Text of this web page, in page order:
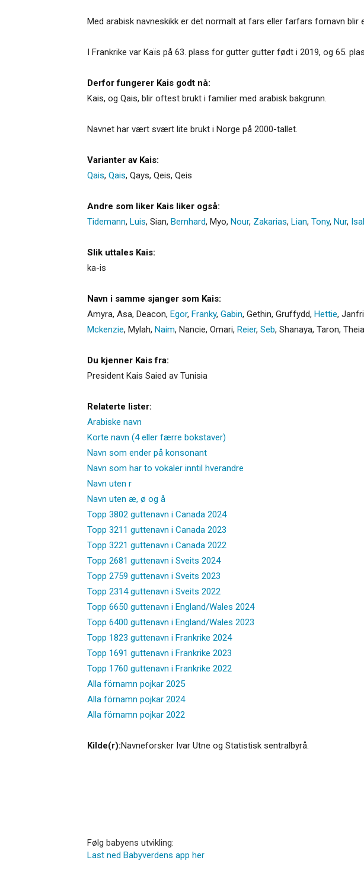
Med arabisk navneskikk er det normalt at fars eller farfars fornavn blir
I Frankrike var Kaïs på 63. plass for gutter gutter født i 2019, og 65.
Derfor fungerer Kais godt nå:
Kais, og Qais, blir oftest brukt i familier med arabisk bakgrunn.
Navnet har vært svært lite brukt i Norge på 2000-tallet.
Varianter av Kais:
Qais, Qais, Qays, Qeis, Qeis
Andre som liker Kais liker også:
Tidemann, Luis, Sian, Bernhard, Myo, Nour, Zakarias, Lian, Tony, Nur,
Slik uttales Kais:
ka-is
Navn i samme sjanger som Kais:
Amyra, Asa, Deacon, Egor, Franky, Gabin, Gethin, Gruffydd, Hettie,
Mckenzie, Mylah, Naim, Nancie, Omari, Reier, Seb, Shanaya, Taron, Theia
Du kjenner Kais fra:
President Kais Saied av Tunisia
Relaterte lister:
Arabiske navn
Korte navn (4 eller færre bokstaver)
Navn som ender på konsonant
Navn som har to vokaler inntil hverandre
Navn uten r
Navn uten æ, ø og å
Topp 3802 guttenavn i Canada 2024
Topp 3211 guttenavn i Canada 2023
Topp 3221 guttenavn i Canada 2022
Topp 2681 guttenavn i Sveits 2024
Topp 2759 guttenavn i Sveits 2023
Topp 2314 guttenavn i Sveits 2022
Topp 6650 guttenavn i England/Wales 2024
Topp 6400 guttenavn i England/Wales 2023
Topp 1823 guttenavn i Frankrike 2024
Topp 1691 guttenavn i Frankrike 2023
Topp 1760 guttenavn i Frankrike 2022
Alla förnamn pojkar 2025
Alla förnamn pojkar 2024
Alla förnamn pojkar 2022
Kilde(r):Navneforsker Ivar Utne og Statistisk sentralbyrå.
Følg babyens utvikling:
Last ned Babyverdens app her